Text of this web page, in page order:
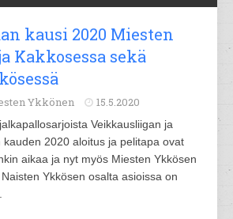
kausi 2020 Miesten
Kakkosessa sekä
Ykkönen 15.5.2020
Veikkausliigan ja
kauden 2020 aloitus ja pelitapa ovat
aikaa ja nyt myös Miesten Ykkösen
Ykkösen osalta asioissa on